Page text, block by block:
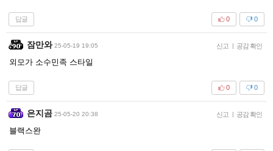
답글 0
0
잠만와 25-05-19 19:05 신고 | 공감 확인
외모가 소수민족 스타일
답글 0
0
은지곰 25-05-20 20:38 신고 | 공감 확인
블랙스완